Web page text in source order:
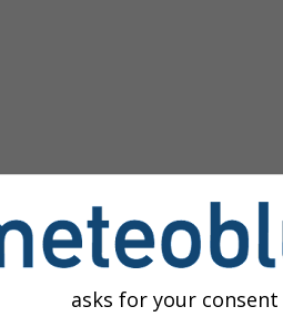
asks for your consent